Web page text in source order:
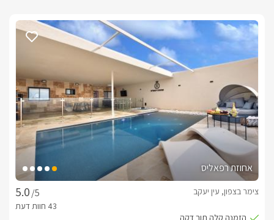
אחוזת רפאליס
/5
צימר בצפון, עין יעקב